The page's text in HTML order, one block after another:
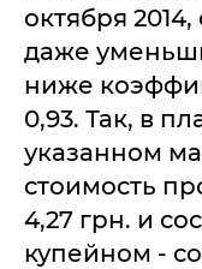
октября
даже
ниже
0,93. Так, в
указанном
стоимость
4,27 грн. и
купейном -